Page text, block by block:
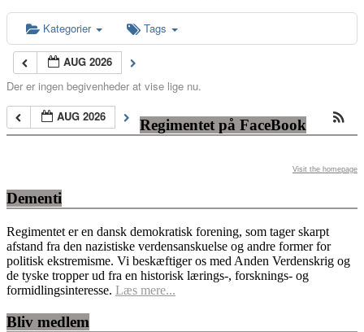
Kategorier Tags
AUG 2026
Der er ingen begivenheder at vise lige nu.
AUG 2026
Regimentet på FaceBook
Visit the homepage
Dementi
Regimentet er en dansk demokratisk forening, som tager skarpt
afstand fra den nazistiske verdensanskuelse og andre former for
politisk ekstremisme. Vi beskæftiger os med Anden Verdenskrig og
de tyske tropper ud fra en historisk lærings-, forsknings- og
formidlingsinteresse. Læs mere...
Bliv medlem